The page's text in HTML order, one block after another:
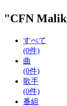
"CFN Malik
すべて
(0件)
曲
(0件)
歌手
(0件)
番組